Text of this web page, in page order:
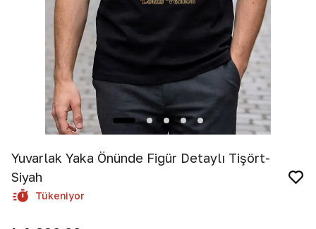
Yuvarlak Yaka Önünde Figür Detaylı Tişört-
Siyah
Tükeniyor